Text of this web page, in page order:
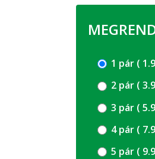
1 pár
2 pár
3 pár
4 pár
5 pár